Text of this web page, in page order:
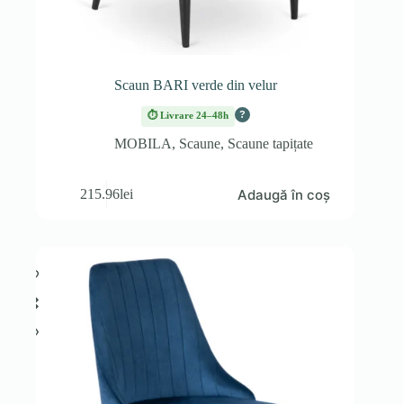
Scaun BARI verde din velur
⏱ Livrare 24–48h ?
MOBILA, Scaune, Scaune tapițate
215.96lei Adaugă în coș